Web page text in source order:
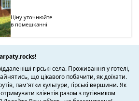
Ціну уточнюйте
в помешканні
гірські села. Проживання у готелі,
що цікавого побачити, як доїхати.
пам'ятки культури, гірські вершини. Як
клієнтів разом з путівником